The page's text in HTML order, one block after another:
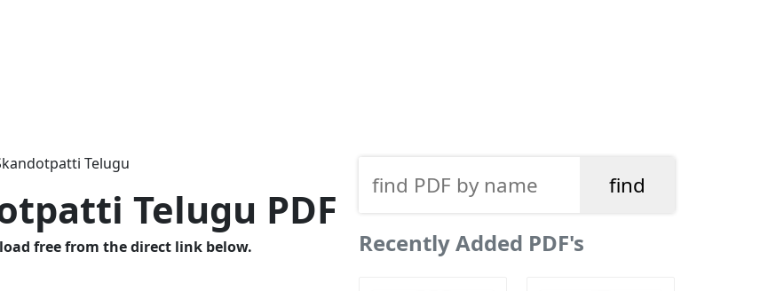
Telugu
Telugu PDF
free from the direct link below. Recently Added PDF's